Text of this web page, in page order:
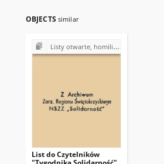
OBJECTS similar
Listy otwarte, homilie, przemówienia z lat 1980-1989
List do Czytelników